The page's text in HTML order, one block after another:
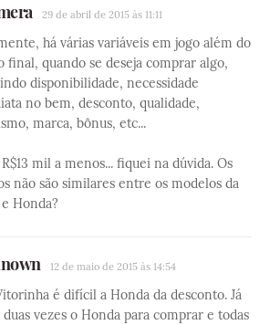
29 de abril de 2015 às 11:11
há várias variáveis em jogo além do
final, quando se deseja comprar algo,
disponibilidade, necessidade
no bem, desconto, qualidade,
marca, bônus, etc...
mil a menos... fiquei na dúvida. Os
não são similares entre os modelos da
Honda?
12 de maio de 2015 às 14:54
é difícil a Honda da desconto. Já
vezes o Honda para comprar e todas